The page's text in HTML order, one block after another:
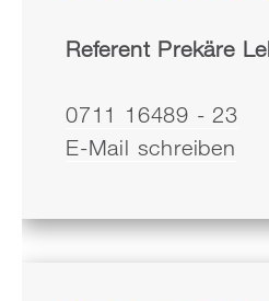
Referent Prekäre
0711 16489 - 23
E-Mail schreiben